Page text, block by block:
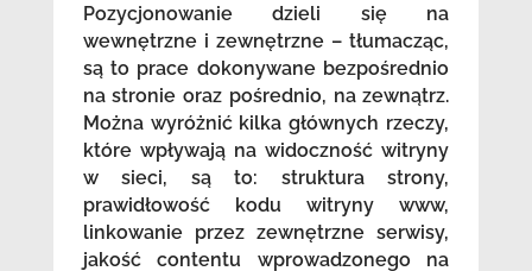
Pozycjonowanie dzieli się na
wewnętrzne i zewnętrzne – tłumacząc,
są to prace dokonywane bezpośrednio
na stronie oraz pośrednio, na zewnątrz.
Można wyróżnić kilka głównych rzeczy,
które wpływają na widoczność witryny
w sieci, są to: struktura strony,
prawidłowość kodu witryny www,
linkowanie przez zewnętrzne serwisy,
jakość contentu wprowadzonego na